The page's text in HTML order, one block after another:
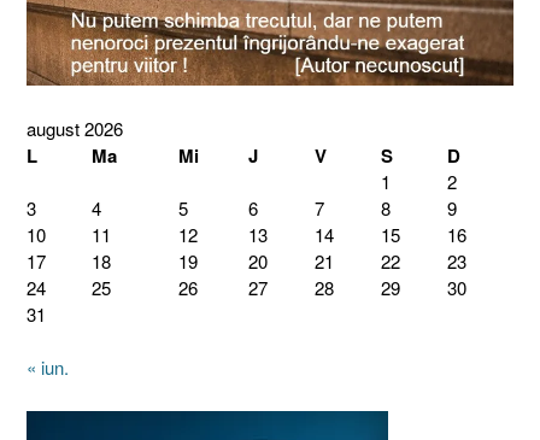
august 2026
L Ma Mi J V S D
1
2
3
4 5 6 7 8
9
10
11 12 13 14 15
16
17
18 19 20 21 22
23
24
25 26 27 28 29
30
31
« iun.